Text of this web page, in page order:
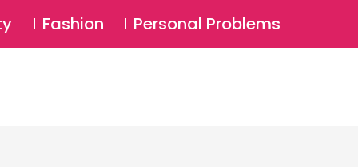
Login ⚲
Fashion Personal Problems